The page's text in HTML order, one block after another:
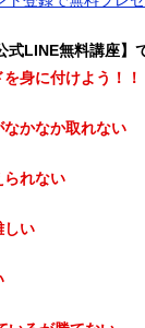
式LINE無料講座】
身に付けよう！！
なかなか取れない
られない
しい